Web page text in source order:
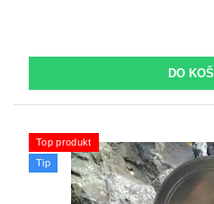
Top produkt
Tip